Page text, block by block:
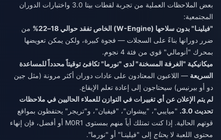
بعض الملاحظات العملية من تجربة لقطات بيتا 3.0 واختبارات الدوران
المجتمعية:
"فيلينـا" بدون سلاحها (W-Engine) الخاص تفقد حوالي 18–22%
من
ضرر دورانها بناءً على السجلات — فجوة كبيرة، ولكن يمكن تعويضها
بمحرك "أنومالي" قوي من فئة 4 نجوم.
ميكانيكية "الغرفة المسخنة" لدى "نورما" تكافئ توقيتاً محدداً للمساعدة
السريعة — اللاعبون المعتادون على عادات دوران أكثر مرونة (مثل جين
دو أو بيرنيس) سيحتاجون إلى إعادة تعلم الإيقاع.
لم يتم الإعلان عن أي تغييرات في التوازن للعملاء الحاليين في ملاحظات
تحديث 3.0.
"ميايبي"، "ييشوان"، "فيفيان"، و"تريجر" يحتفظون بمواقع
قوتهم الحالية. إذا كنت تمتلك أياً منهم بمستوى M0R1 أو أفضل، فإن إنهاء
محتوى اللعبة لا يحتاج إلى "فيلينـا" أو "نورما".